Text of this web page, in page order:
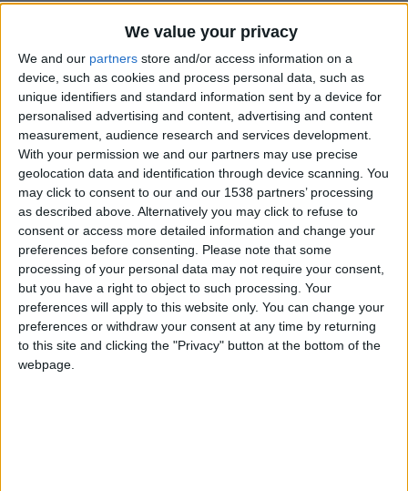
We value your privacy
We and our partners store and/or access information on a
device, such as cookies and process personal data, such as
unique identifiers and standard information sent by a device for
personalised advertising and content, advertising and content
measurement, audience research and services development.
With your permission we and our partners may use precise
geolocation data and identification through device scanning. You
may click to consent to our and our 1538 partners’ processing
as described above. Alternatively you may click to refuse to
consent or access more detailed information and change your
preferences before consenting. Please note that some
processing of your personal data may not require your consent,
but you have a right to object to such processing. Your
preferences will apply to this website only. You can change your
preferences or withdraw your consent at any time by returning
to this site and clicking the "Privacy" button at the bottom of the
webpage.
Vendredi (20h45), Monaco affrontera Toulouse dans le cadre
journée de Ligue 1. C’est Marc Bollengier qui a été
désigné par la LFP pour arbitrer cette rencontre. Il sera
assisté de Yannick Boutry et Cédric Favre. Comme contre
Lille lors de la 23 ejournée, Stéphanie Frappart sera à la vidéo,
cette fois avec Philippe Lucas.
L’arbitre de 33 ans a déjà officié à deux reprises cette saison
sur des matches de l’ASM. Il était notamment de celui du
centenaire, célébré le 28 septembre dernier contre
Montpellier (2-1). Plus récemment, il avait arbitré le Nantes-
Monaco (2-2) de début janvier.